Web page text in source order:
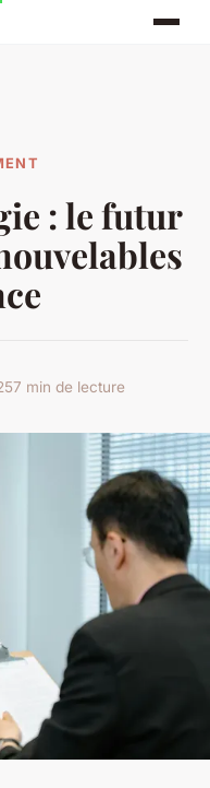
: le futur
7 min de lecture